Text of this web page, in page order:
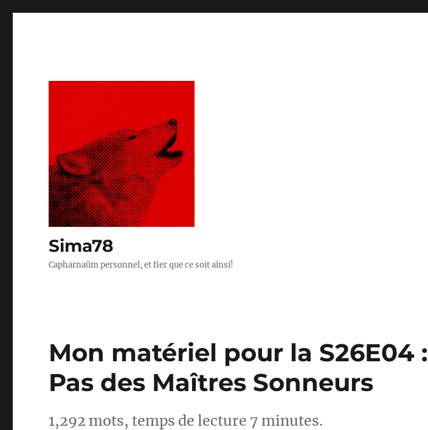
Sima78
Capharnaüm personnel, et fier que ce soit ainsi!
Mon matériel pour la S26E04
Pas des Maîtres Sonneurs
1,292 mots, temps de lecture 7 minutes.